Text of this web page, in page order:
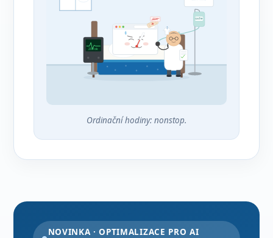
Ordinační hodiny: nonstop.
NOVINKA · OPTIMALIZACE PRO AI